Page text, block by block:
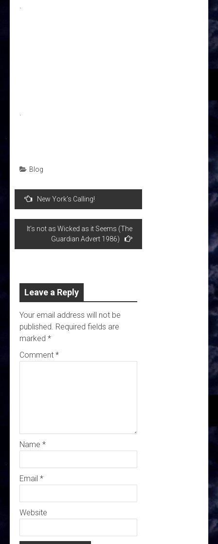
.
.
Blog
Post
navigation
New York’s Calling!
It’s not as Wicked as it Seems (The
Guardian Advert 1986)
Leave a Reply
Your email address will not be
published. Required fields are
marked *
Comment *
Name *
Email *
Website